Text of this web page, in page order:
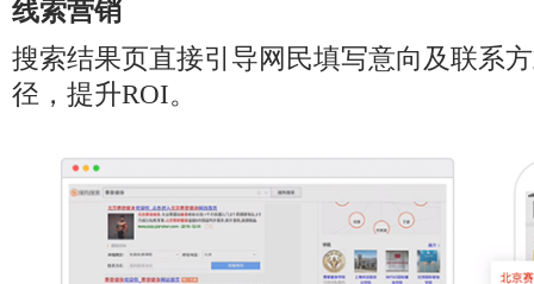
线索营销
搜索结果页直接引导网民填写意向及联系
径，提升ROI。